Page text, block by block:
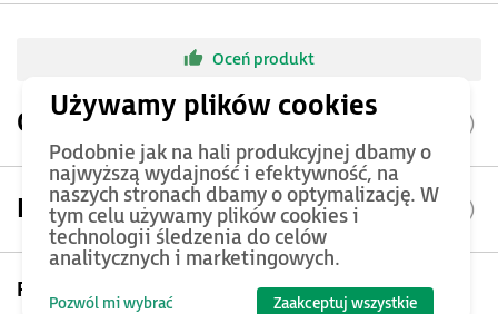
Oceń produkt
Opis produktu
Parametry
Pomyśl też o...
Podobnie jak na hali produkcyjnej dbamy o
najwyższą wydajność i efektywność, na
naszych stronach dbamy o optymalizację. W
tym celu używamy plików cookies i
technologii śledzenia do celów
analitycznych i marketingowych.
Pozwól mi wybrać Zaakceptuj wszystkie